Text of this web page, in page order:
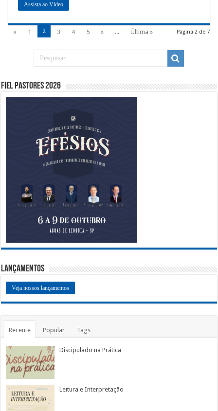
Assista ao Vídeo
Página 2 de 7
« 1 2 3 4 5 » ... Última »
Fiel Pastores 2026
Lançamentos
Veja nossos lançamentos
Recente Popular Tags
Discipulado na Prática
Leitura e Interpretação